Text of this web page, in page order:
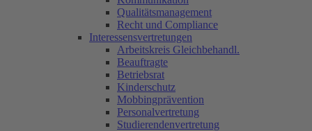
Qualitätsmanagement
Recht und Compliance
Interessensvertretungen
Arbeitskreis Gleichbehandl.
Beauftragte
Betriebsrat
Kinderschutz
Mobbingprävention
Personalvertretung
Studierendenvertretung